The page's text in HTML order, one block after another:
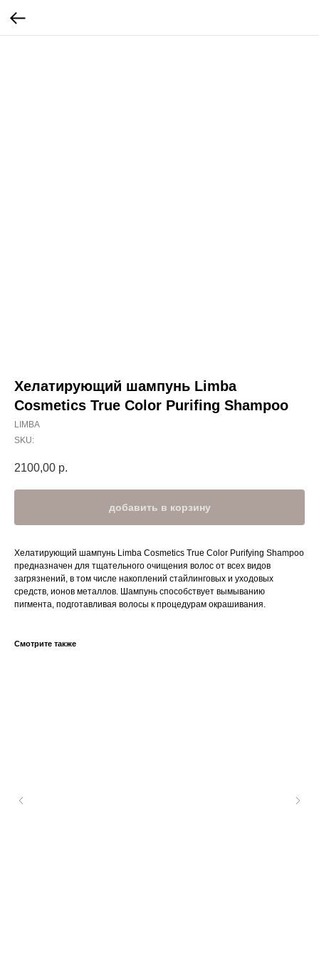
Хелатирующий шампунь Limba
Cosmetics True Color Purifing Shampoo
LIMBA
SKU:
2100,00 р.
добавить в корзину
Хелатирующий шампунь Limba Cosmetics True Color Purifying Shampoo
предназначен для тщательного очищения волос от всех видов
загрязнений, в том числе накоплений стайлинговых и уходовых
средств, ионов металлов. Шампунь способствует вымыванию
пигмента, подготавливая волосы к процедурам окрашивания.
Смотрите также